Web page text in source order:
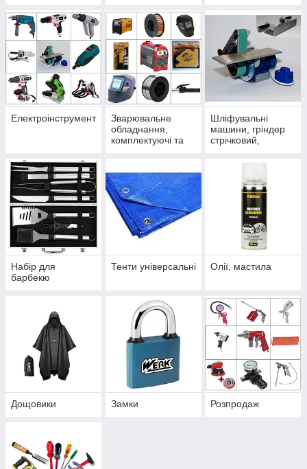
Електроінструмент
Зварювальне
обладнання,
комплектуючі та
Шліфувальні
машини, гріндер
стрічковий,
верстат
Набір для
барбекю
Тенти універсальні Олії, мастила
Дощовики Замки Розпродаж